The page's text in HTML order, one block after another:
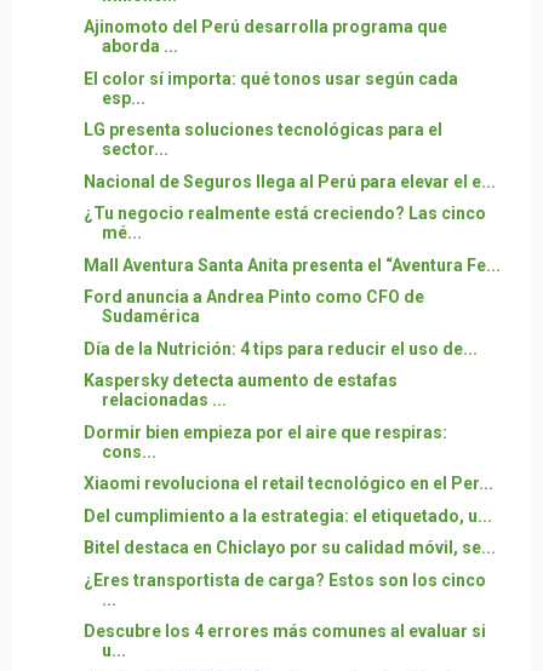
Ajinomoto del Perú desarrolla programa que
aborda ...
El color sí importa: qué tonos usar según cada
esp...
LG presenta soluciones tecnológicas para el
sector...
Nacional de Seguros llega al Perú para elevar el e...
¿Tu negocio realmente está creciendo? Las cinco
mé...
Mall Aventura Santa Anita presenta el “Aventura Fe...
Ford anuncia a Andrea Pinto como CFO de
Sudamérica
Día de la Nutrición: 4 tips para reducir el uso de...
Kaspersky detecta aumento de estafas
relacionadas ...
Dormir bien empieza por el aire que respiras:
cons...
Xiaomi revoluciona el retail tecnológico en el Per...
Del cumplimiento a la estrategia: el etiquetado, u...
Bitel destaca en Chiclayo por su calidad móvil, se...
¿Eres transportista de carga? Estos son los cinco
...
Descubre los 4 errores más comunes al evaluar si
u...